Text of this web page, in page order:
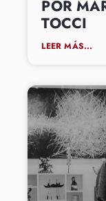
POR
TOCCI
LEER MÁS...